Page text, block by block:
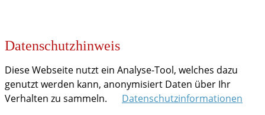
Datenschutzhinweis
Diese Webseite nutzt ein Analyse-Tool, welches dazu
genutzt werden kann, anonymisiert Daten über Ihr
Verhalten zu sammeln.
Datenschutzinformationen